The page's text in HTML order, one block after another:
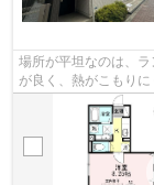
場所が平坦なのは、
が良く、熱がこもり
費用をカードでお支